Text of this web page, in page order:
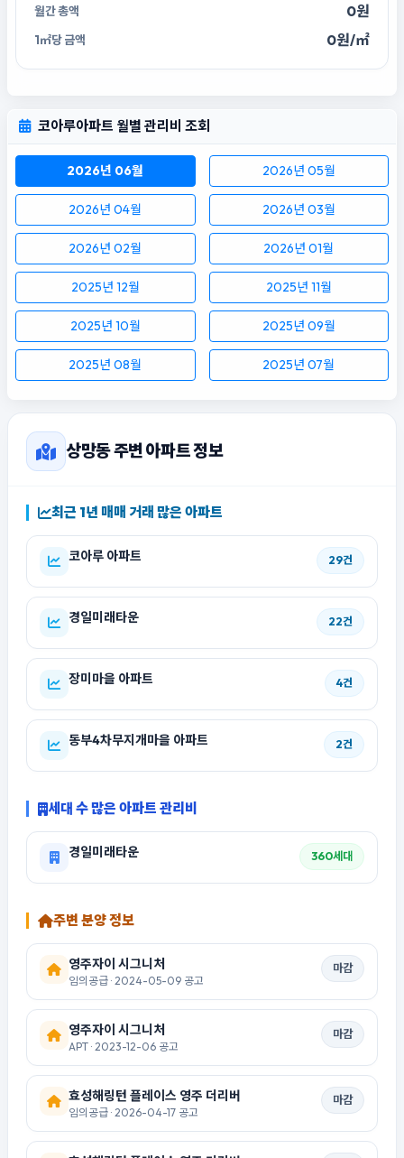
0원
0원/㎡
코아루아파트 월별 관리비 조회
2026년 06월 2026년 05월
2026년 04월 2026년 03월
2026년 02월 2026년 01월
2025년 12월 2025년 11월
2025년 10월 2025년 09월
2025년 08월 2025년 07월
상망동 주변 아파트 정보
최근 1년 매매 거래 많은 아파트
코아루 아파트 29건
경일미래타운 22건
장미마을 아파트 4건
동부4차무지개마을 아파트 2건
세대 수 많은 아파트 관리비
경일미래타운 360세대
주변 분양 정보
영주자이 시그니처
임의공급 · 2024-05-09 공고
마감
영주자이 시그니처
APT · 2023-12-06 공고
마감
효성해링턴 플레이스 영주 더리버
임의공급 · 2026-04-17 공고
마감